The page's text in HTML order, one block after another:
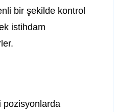
bir şekilde kontrol
istihdam
pozisyonlarda